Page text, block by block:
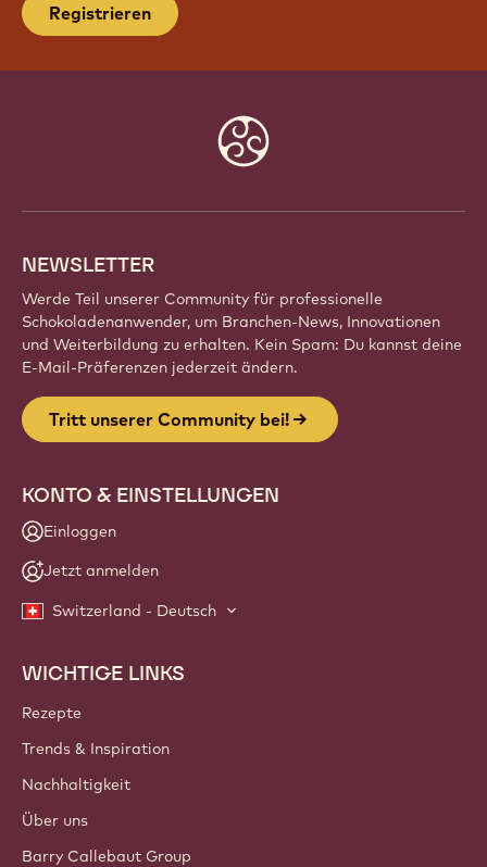
Registrieren
NEWSLETTER
Werde Teil unserer Community für professionelle
Schokoladenanwender, um Branchen-News, Innovationen
und Weiterbildung zu erhalten. Kein Spam: Du kannst deine
E-Mail-Präferenzen jederzeit ändern.
Tritt unserer Community bei!
KONTO & EINSTELLUNGEN
Einloggen
Jetzt anmelden
Switzerland - Deutsch
Footer
Callebaut
WICHTIGE LINKS
Rezepte
Trends & Inspiration
Nachhaltigkeit
Über uns
Barry Callebaut Group